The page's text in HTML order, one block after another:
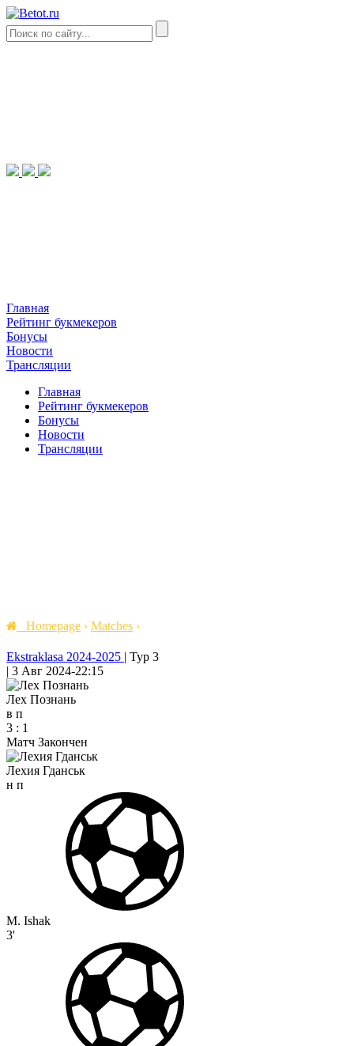
Главная
Рейтинг букмекеров
Бонусы
Новости
Трансляции
Главная
Рейтинг букмекеров
Бонусы
Новости
Трансляции
Homepage › Matches ›
Ekstraklasa 2024-2025 | Тур 3
| 3 Авг 2024-22:15
Лех Познань
в п
3 : 1
Матч Закончен
Лехия Гданськ
н п
M. Ishak
3'